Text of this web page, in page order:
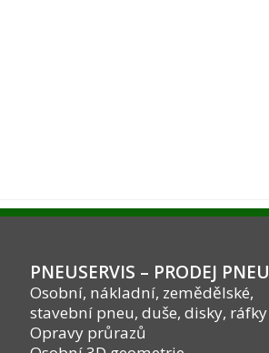
PNEUSERVIS – PRODEJ PNEU
Osobní, nákladní, zemědělské,
stavební pneu, duše, disky, ráfky
Opravy průrazů